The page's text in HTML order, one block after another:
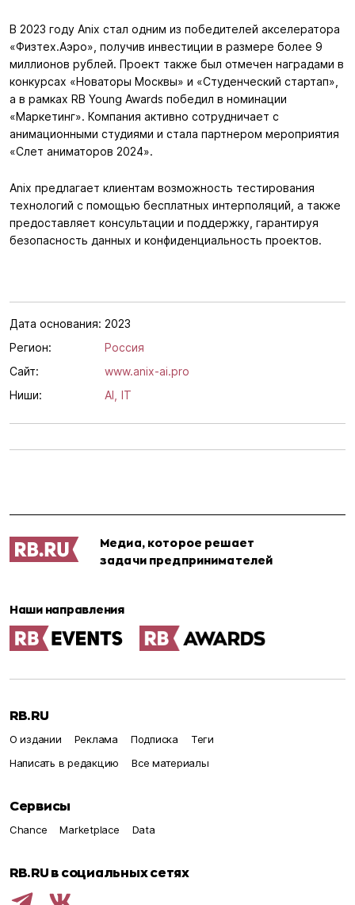
В 2023 году Anix стал одним из победителей акселератора
«Физтех.Аэро», получив инвестиции в размере более 9
миллионов рублей. Проект также был отмечен наградами в
конкурсах «Новаторы Москвы» и «Студенческий стартап»,
а в рамках RB Young Awards победил в номинации
«Маркетинг». Компания активно сотрудничает с
анимационными студиями и стала партнером мероприятия
«Слет аниматоров 2024».
Anix предлагает клиентам возможность тестирования
технологий с помощью бесплатных интерполяций, а также
предоставляет консультации и поддержку, гарантируя
безопасность данных и конфиденциальность проектов.
Дата основания: 2023
Регион:
Россия
Сайт:
www.anix-ai.pro
Ниши:
AI, IT
Медиа, которое решает
задачи предпринимателей
Наши направления
RB.RU
О издании Реклама Подписка
Теги
Написать в редакцию
Все материалы
Сервисы
Chance Marketplace Data
RB.RU в социальных сетях